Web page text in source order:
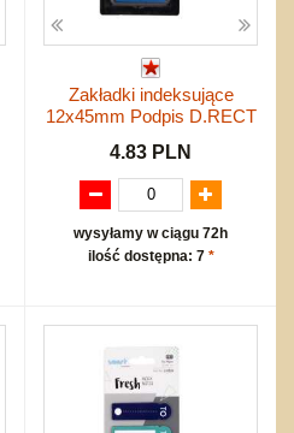
Zakładki indeksujące
12x45mm Podpis D.RECT
4.83 PLN
wysyłamy w ciągu 72h
ilość dostępna: 7 *